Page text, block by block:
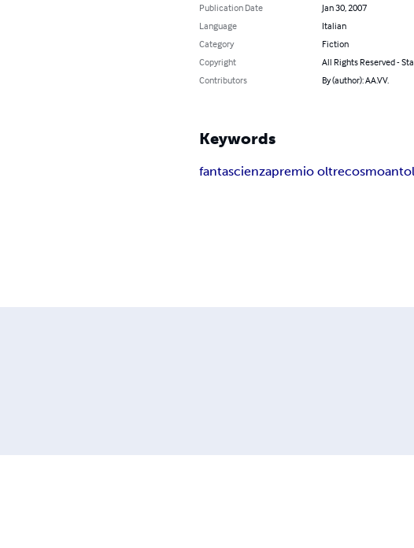
Publication Date
Jan 30, 2007
Language
Italian
Category
Fiction
Copyright
All Rights Reserved -
Contributors
By (author): AA.VV.
Keywords
fantascienzapremio oltrecosmo